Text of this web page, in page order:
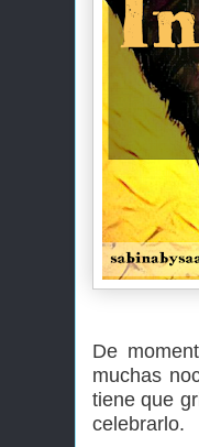
De
muchas
tiene que
celebrarlo.